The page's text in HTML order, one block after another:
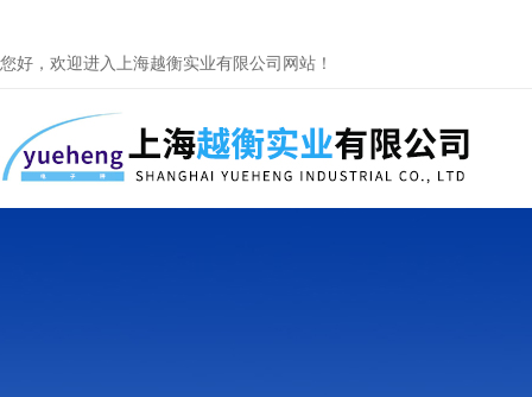
您好，欢迎进入上海越衡实业有限公司网站！